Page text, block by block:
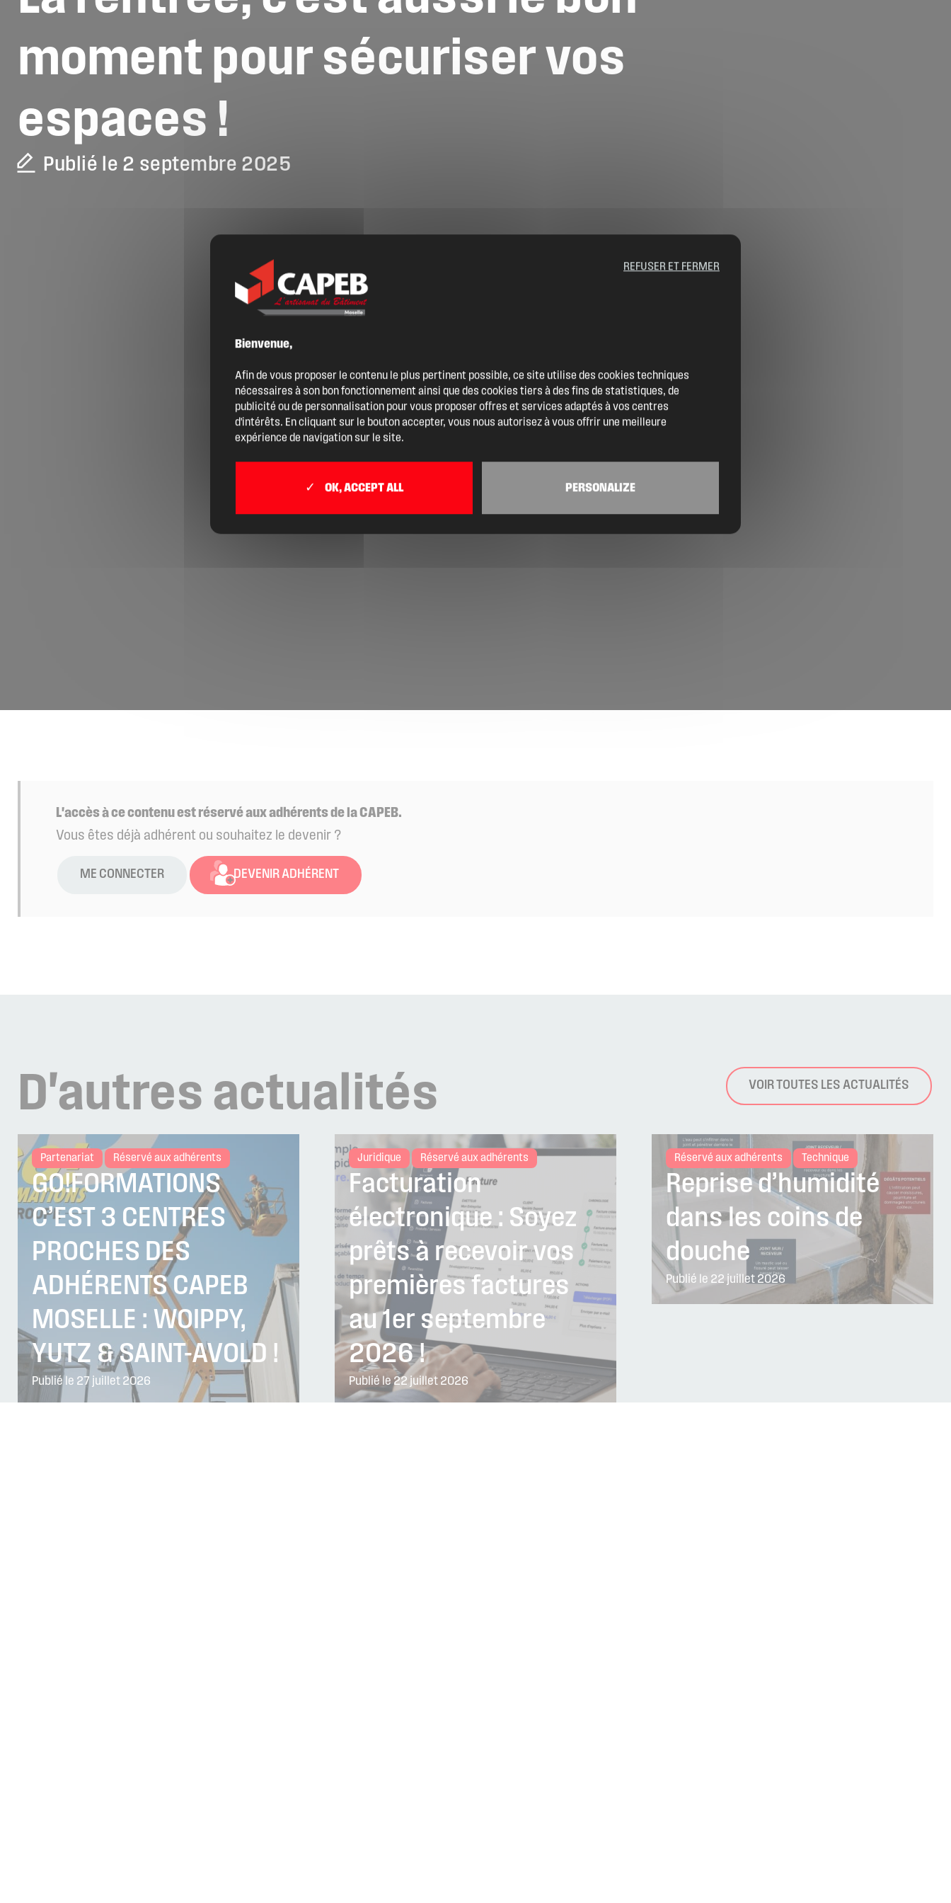
Nos services
Actualités
Boîte à outils
Boutique
Location de salles
Trouver un artisan
Devenir adhérent
Espace adhérent
Billetterie
moment pour sécuriservos
espaces !
Publié le 2 septembre 2025
L'accès à ce contenu est réservé aux adhérents de la CAPEB.
Vous êtes déjà adhérent ou souhaitez le devenir ?
ME CONNECTER DEVENIR ADHÉRENT
D'autres actualités VOIR TOUTES LES ACTUALITÉS
Partenariat Réservé aux adhérents
GO!FORMATIONS
C’EST 3 CENTRES
PROCHES DES
ADHÉRENTS CAPEB
MOSELLE : WOIPPY,
YUTZ & SAINT-AVOLD !
Publié le 27 juillet 2026
Juridique Réservé aux adhérents
Facturation
électronique : Soyez
prêts à recevoir vos
premières factures
au 1er septembre
2026 !
Publié le 22 juillet 2026
Réservé aux adhérents Technique
Reprise d’humidité
dans les coins de
douche
Publié le 22 juillet 2026
Bienvenue,
Afin de vous proposer le contenu le plus pertinent possible, ce site utilise des cookies techniques
nécessaires à son bon fonctionnement ainsi que des cookies tiers à des fins de statistiques, de
publicité ou de personnalisation pour vous proposer offres et services adaptés à vos centres
d'intérêts. En cliquant sur le bouton accepter, vous nous autorisez à vous offrir une meilleure
expérience de navigation sur le site.
OK, ACCEPT ALL
REFUSER ET FERMER
PERSONALIZE